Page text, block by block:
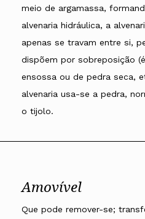
meio de argamassa,
alvenaria hidráulica, a
apenas se travam entre si,
dispõem por sobreposição
ensossa ou de pedra seca,
alvenaria usa-se a pedra,
o tijolo.
Amovível
Que pode remover-se;